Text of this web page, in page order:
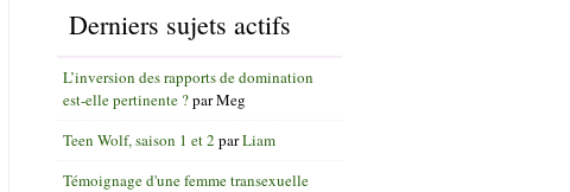
Derniers sujets actifs
L’inversion des rapports de domination
est-elle pertinente ?parMeg
Teen Wolf, saison 1 et 2 parLiam
Témoignage d'une femme transexuelle